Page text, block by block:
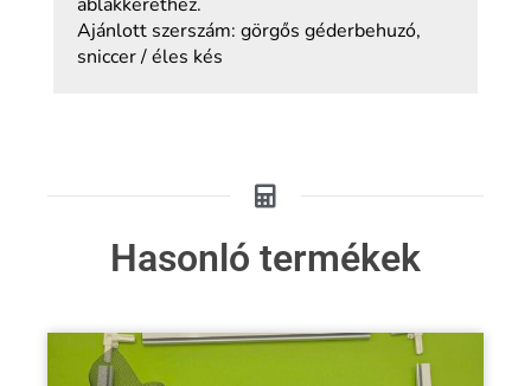
Ajánlott szerszám: görgős géderbehuzó,
sniccer / éles kés
Hasonló termékek